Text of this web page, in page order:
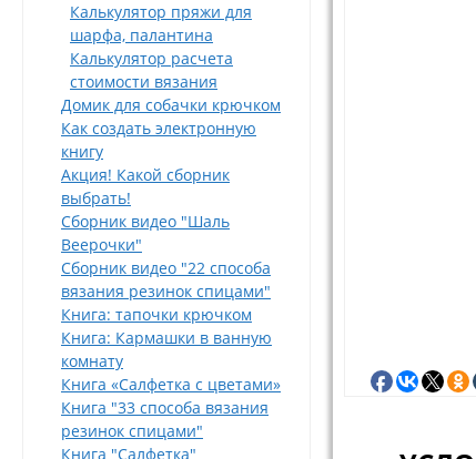
Калькулятор пряжи для
шарфа, палантина
Калькулятор расчета
стоимости вязания
Домик для собачки крючком
Как создать электронную
книгу
Акция! Какой сборник
выбрать!
Сборник видео "Шаль
Веерочки"
Сборник видео "22 способа
вязания резинок спицами"
Книга: тапочки крючком
Книга: Кармашки в ванную
комнату
Книга «Салфетка с цветами»
Книга "33 способа вязания
резинок спицами"
Книга "Салфетка"